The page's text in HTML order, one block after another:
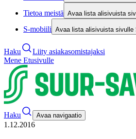
Tietoa meistä Avaa lista alisivuista
S-mobiili Avaa lista alisivuista sivulle
Haku
Liity asiakasomistajaksi
Mene Etusivulle
Haku Avaa navigaatio
1.12.2016